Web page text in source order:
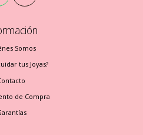
Somos
tus Joyas?
de Compra